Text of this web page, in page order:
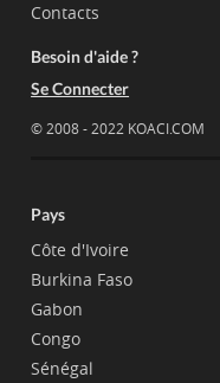
Contacts
Besoin d'aide ?
Se Connecter
© 2008 - 2022 KOACI.COM
Pays
Côte d'Ivoire
Burkina Faso
Gabon
Congo
Sénégal